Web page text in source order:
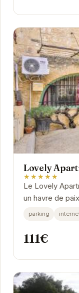
Lovely
★★★★★
Le Lovely
un havre de
emplacement
de...
parking
111€